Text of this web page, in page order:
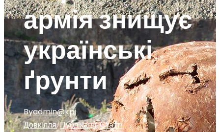
армія знищує
українські
ґрунти
Byadmin@kpi
Довкілля,Публікації,Статті